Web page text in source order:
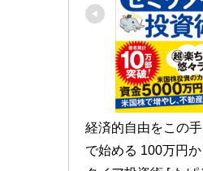
経済的自由をこの
で始める 100万円